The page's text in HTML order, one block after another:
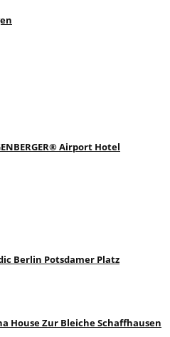
Airport Hotel
Berlin Potsdamer Platz
House Zur Bleiche Schaffhausen